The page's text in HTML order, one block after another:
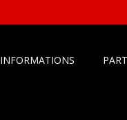
INFORMATIONS